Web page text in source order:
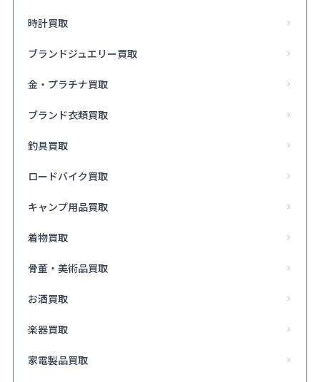
時計買取
ブランドジュエリー買取
金・プラチナ買取
ブランド衣類買取
釣具買取
ロードバイク買取
キャンプ用品買取
着物買取
骨董・美術品買取
お酒買取
楽器買取
家電製品買取